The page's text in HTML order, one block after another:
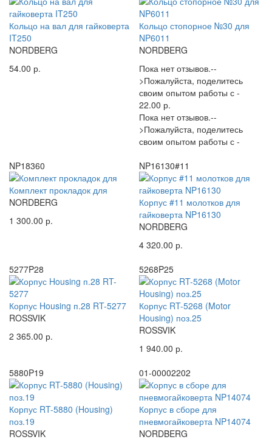
Кольцо на вал для гайковерта
IT250
NORDBERG
54.00 р.
Кольцо стопорное №30 для
NP6011
NORDBERG
Пока нет отзывов.--
>Пожалуйста, поделитесь
своим опытом работы с -
22.00 р.
Пока нет отзывов.--
>Пожалуйста, поделитесь
своим опытом работы с -
NP18360
Комплект прокладок для
NORDBERG
1 300.00 р.
NP16130#11
Корпус #11 молотков для
гайковерта NP16130
NORDBERG
4 320.00 р.
5277P28
Корпус Housing п.28 RT-5277
ROSSVIK
2 365.00 р.
5268P25
Корпус RT-5268 (Motor
Housing) поз.25
ROSSVIK
1 940.00 р.
5880P19
Корпус RT-5880 (Housing)
поз.19
ROSSVIK
01-00002202
Корпус в сборе для
пневмогайковерта NP14074
NORDBERG